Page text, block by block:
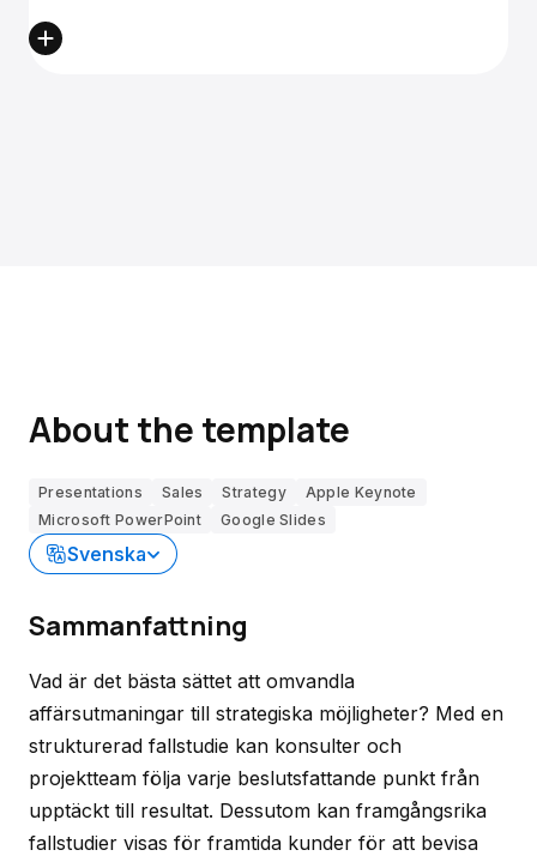
About the template
Presentations Sales Strategy
Apple Keynote
Microsoft PowerPoint
Google Slides
Svenska
Sammanfattning
Vad är det bästa sättet att omvandla
affärsutmaningar till strategiska möjligheter? Med en
strukturerad fallstudie kan konsulter och
projektteam följa varje beslutsfattande punkt från
upptäckt till resultat. Dessutom kan framgångsrika
fallstudier visas för framtida kunder för att bevisa